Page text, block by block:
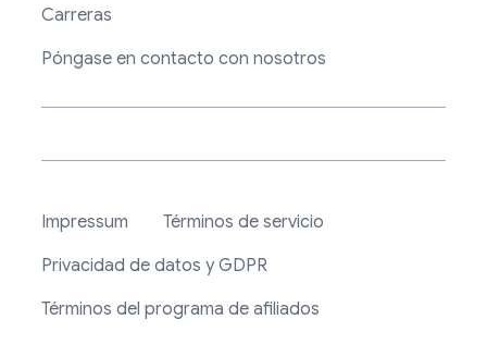
Carreras
Póngase en contacto con nosotros
Impressum
Términos de servicio
Privacidad de datos y GDPR
Términos del programa de afiliados